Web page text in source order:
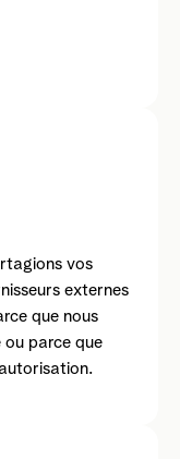
vos
externes
que nous
ou parce que